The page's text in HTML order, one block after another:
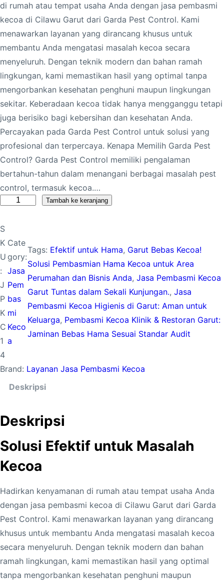
di rumah atau tempat usaha Anda dengan jasa pembasmi
kecoa di Cilawu Garut dari Garda Pest Control. Kami
menawarkan layanan yang dirancang khusus untuk
membantu Anda mengatasi masalah kecoa secara
menyeluruh. Dengan teknik modern dan bahan ramah
lingkungan, kami memastikan hasil yang optimal tanpa
mengorbankan kesehatan penghuni maupun lingkungan
sekitar. Keberadaan kecoa tidak hanya mengganggu tetapi
juga berisiko bagi kebersihan dan kesehatan Anda.
Percayakan pada Garda Pest Control untuk solusi yang
profesional dan terpercaya. Kenapa Memilih Garda Pest
Control? Garda Pest Control memiliki pengalaman
bertahun-tahun dalam menangani berbagai masalah pest
control, termasuk kecoa.…
a
n
t
i
t
a
s
J
a
s
a
b
a
s
m
K
e
c
o
a
d
Tambah ke keranjang
S
K
U
:
J
P
K
C
1
4
Cate
gory:
Jasa
Pem
bas
mi
Keco
a
Tags: Efektif untuk Hama, Garut Bebas Kecoa!
Solusi Pembasmian Hama Kecoa untuk Area
Perumahan dan Bisnis Anda, Jasa Pembasmi Kecoa
Garut Tuntas dalam Sekali Kunjungan., Jasa
Pembasmi Kecoa Higienis di Garut: Aman untuk
Keluarga, Pembasmi Kecoa Klinik & Restoran Garut:
Jaminan Bebas Hama Sesuai Standar Audit
Brand: Layanan Jasa Pembasmi Kecoa
Deskripsi
Deskripsi
Solusi Efektif untuk Masalah
Kecoa
Hadirkan kenyamanan di rumah atau tempat usaha Anda
dengan jasa pembasmi kecoa di Cilawu Garut dari Garda
Pest Control. Kami menawarkan layanan yang dirancang
khusus untuk membantu Anda mengatasi masalah kecoa
secara menyeluruh. Dengan teknik modern dan bahan
ramah lingkungan, kami memastikan hasil yang optimal
tanpa mengorbankan kesehatan penghuni maupun